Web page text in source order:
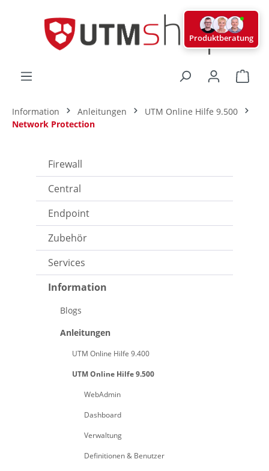
Information Anleitungen
UTM Online Hilfe 9.500
Network Protection
Firewall
Central
Endpoint
Zubehör
Services
Information
Blogs
Anleitungen
UTM Online Hilfe 9.400
UTM Online Hilfe 9.500
WebAdmin
Dashboard
Verwaltung
Definitionen & Benutzer
Produktberatung